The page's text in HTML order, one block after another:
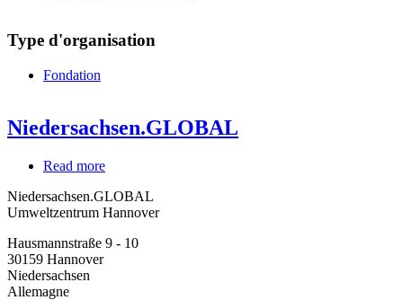
Type d'organisation
Fondation
Niedersachsen.GLOBAL
Read more
Niedersachsen.GLOBAL
Umweltzentrum Hannover
Hausmannstraße 9 - 10
30159 Hannover
Niedersachsen
Allemagne